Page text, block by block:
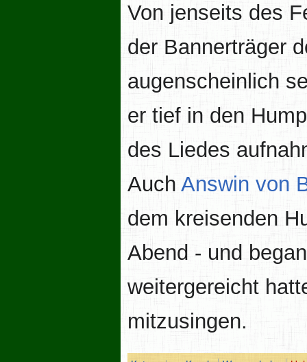
Von jenseits des
der Bannerträger
augenscheinlich
er tief in den
des Liedes
Auch Answin von
dem kreisenden
Abend - und
weitergereicht
mitzusingen.